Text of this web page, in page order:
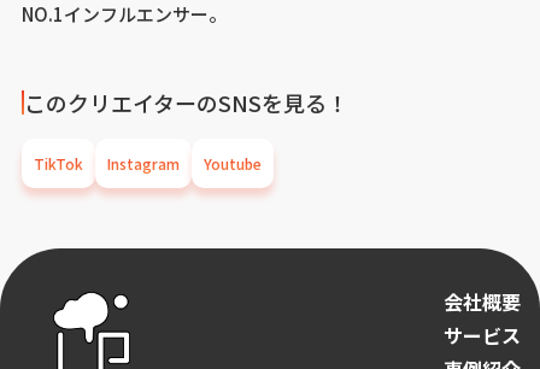
NO.1インフルエンサー。
このクリエイターのSNSを見る！
TikTok Instagram Youtube
会社概要
サービス